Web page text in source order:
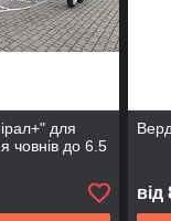
для
човнів до 6.5
від